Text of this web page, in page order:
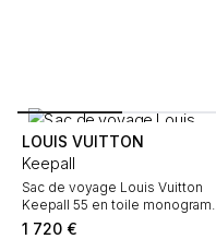
LOUIS VUITTON
Keepall
Sac de voyage Louis Vuitton
Keepall 55 en toile monogram
marron et cuir naturel
1 720 €